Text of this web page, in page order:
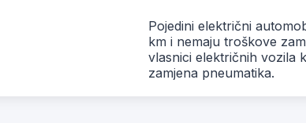
Pojedini električni
km i nemaju troškove
vlasnici električnih vozila
zamjena pneumatika.